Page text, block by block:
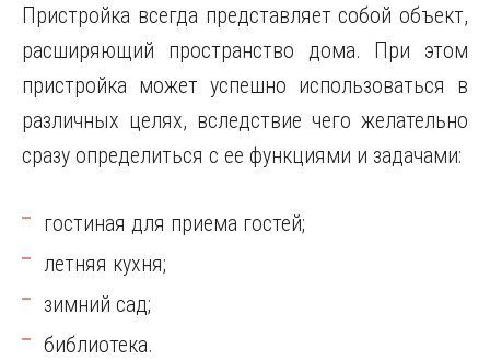
Пристройка всегда представляет собой объект,
расширяющий пространство дома. При этом
пристройка может успешно использоваться в
различных целях, вследствие чего желательно
сразу определиться с ее функциями и задачами:
гостиная для приема гостей;
летняя кухня;
зимний сад;
библиотека.